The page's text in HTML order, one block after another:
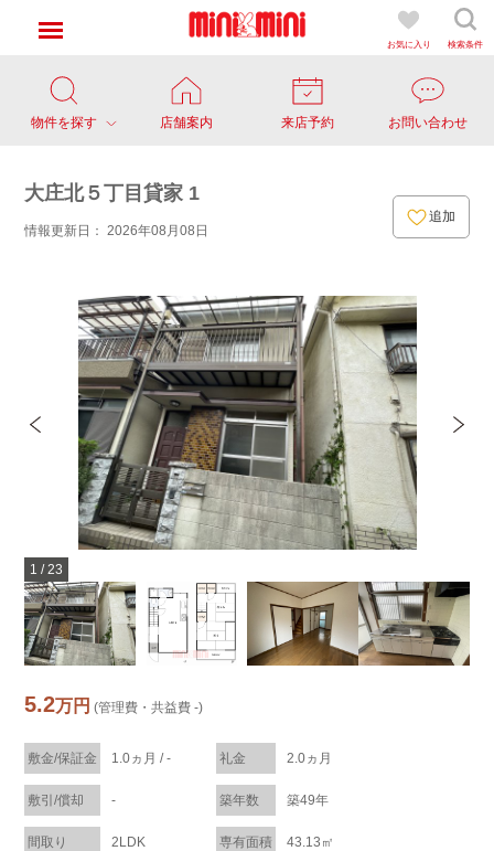
お気に入り 検索条件
物件を探す 店舗案内 来店予約 お問い合わせ
大庄北５丁目貸家 1
情報更新日： 2026年08月08日
追加
1 /23
5.2万円 (管理費・共益費 -)
敷金/保証金 1.0ヵ月 / - 礼金 2.0ヵ月
敷引/償却 - 築年数 築49年
間取り 2LDK 専有面積 43.13㎡